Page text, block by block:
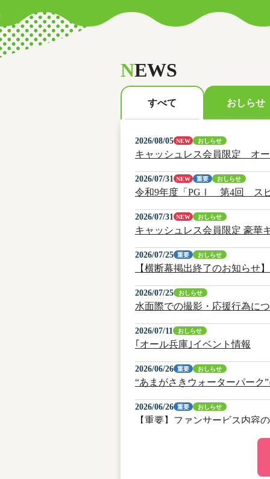
NEWS
すべて おしらせ
2026/08/05 NEW おしらせ
キャッシュレス会員限定 オ
2026/07/31 NEW 重要 おしらせ
令和9年度「PGⅠ 第4回 スピ
2026/07/31 NEW おしらせ
キャッシュレス会員限定 豪華
2026/07/25 重要 おしらせ
【横断幕掲出終了のお知らせ】
2026/07/25 おしらせ
水面際での撮影・応援行為に
2026/07/11 おしらせ
｢オール兵庫｣イベント情報
2026/06/26 重要 おしらせ
“あまがさきウォーターパーク
2026/06/26 重要 おしらせ
【重要】ファンサービス内容